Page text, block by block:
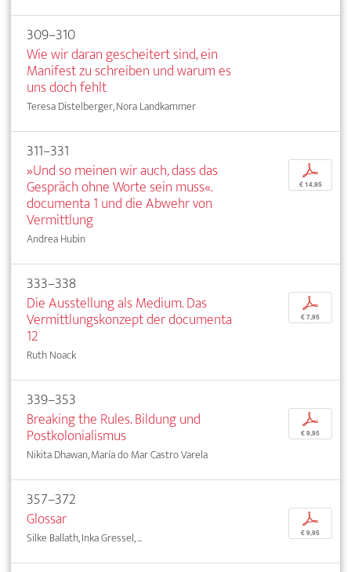
309–310
Wie wir daran gescheitert sind, ein
Manifest zu schreiben und warum es
uns doch fehlt
Teresa Distelberger, Nora Landkammer
311–331
»Und so meinen wir auch, dass das
Gespräch ohne Worte sein muss«.
documenta 1 und die Abwehr von
Vermittlung
Andrea Hubin
p
€ 14,95
333–338
Die Ausstellung als Medium. Das
Vermittlungskonzept der documenta
12
Ruth Noack
p
€ 7,95
339–353
Breaking the Rules. Bildung und
Postkolonialismus
Nikita Dhawan, María do Mar Castro Varela
p
€ 9,95
357–372
Glossar
Silke Ballath, Inka Gressel, ...
p
€ 9,95